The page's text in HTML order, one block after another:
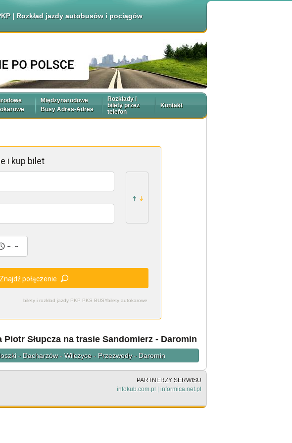
| Rozkład jazdy autobusów i pociągów
Międzynarodowe
Busy Adres-Adres
Rozkłady i
bilety przez
telefon
Kontakt
bilety i rozkład jazdy PKP PKS BUSYbilety autokarowe
i kup bilet
-- : --
Znajdź połączenie
Piotr Słupcza na trasie Sandomierz - Daromin
- Dacharzów - Wilczyce - Przezwody - Daromin
PARTNERZY SERWISU
infokub.com.pl | informica.net.pl